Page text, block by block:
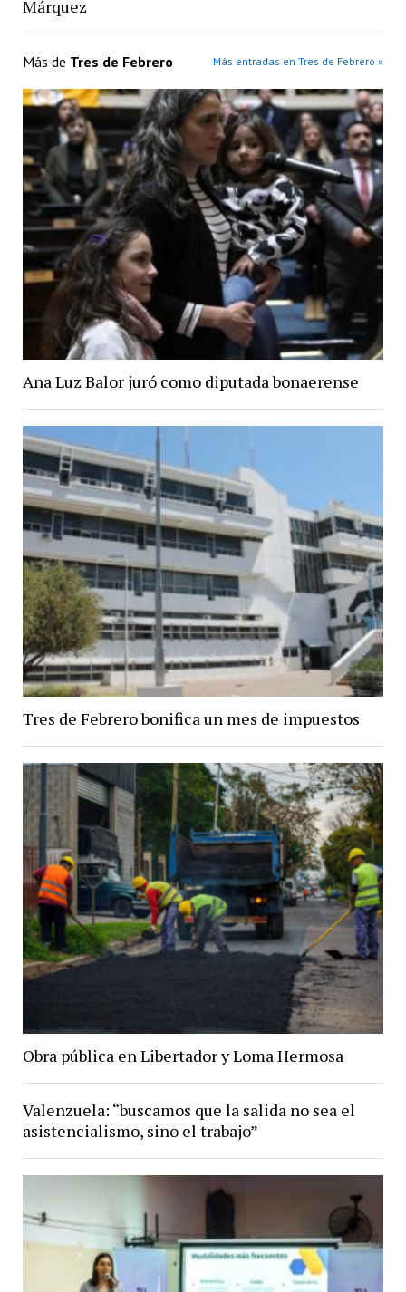
Márquez
Más de Tres de Febrero Más entradas en Tres de Febrero »
Ana Luz Balor juró como diputada bonaerense
Tres de Febrero bonifica un mes de impuestos
Obra pública en Libertador y Loma Hermosa
Valenzuela: “buscamos que la salida no sea el
asistencialismo, sino el trabajo”